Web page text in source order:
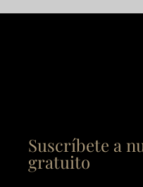
Suscríbete a
gratuito